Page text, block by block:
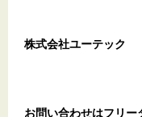
株式会社ユーテック
お問い合わせはフリ